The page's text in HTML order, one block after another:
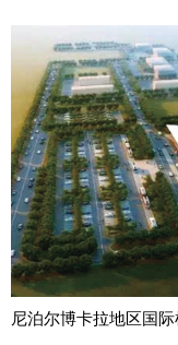
尼泊尔博卡拉地区国